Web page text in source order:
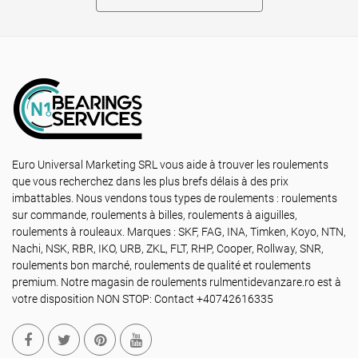
Euro Universal Marketing SRL vous aide à trouver les roulements
que vous recherchez dans les plus brefs délais à des prix
imbattables. Nous vendons tous types de roulements : roulements
sur commande, roulements à billes, roulements à aiguilles,
roulements à rouleaux. Marques : SKF, FAG, INA, Timken, Koyo, NTN,
Nachi, NSK, RBR, IKO, URB, ZKL, FLT, RHP, Cooper, Rollway, SNR,
roulements bon marché, roulements de qualité et roulements
premium. Notre magasin de roulements rulmentidevanzare.ro est à
votre disposition NON STOP: Contact +40742616335